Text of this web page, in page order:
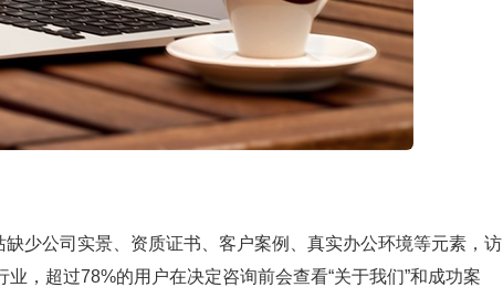
少公司实景、资质证书、客户案例、真实办公环境等元素，访
业，超过78%的用户在决定咨询前会查看“关于我们”和成功案